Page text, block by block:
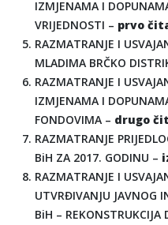
IZMJENAMA I
VRIJEDNOSTI – prvo
RAZMATRANJE I
MLADIMA BRČKO
RAZMATRANJE I
IZMJENAMA I
FONDOVIMA – drugo
RAZMATRANJE
BiH ZA 2017. GODINU –
RAZMATRANJE I
UTVRĐIVANJU JAVNOG
BiH – REKONSTRUKCIJA